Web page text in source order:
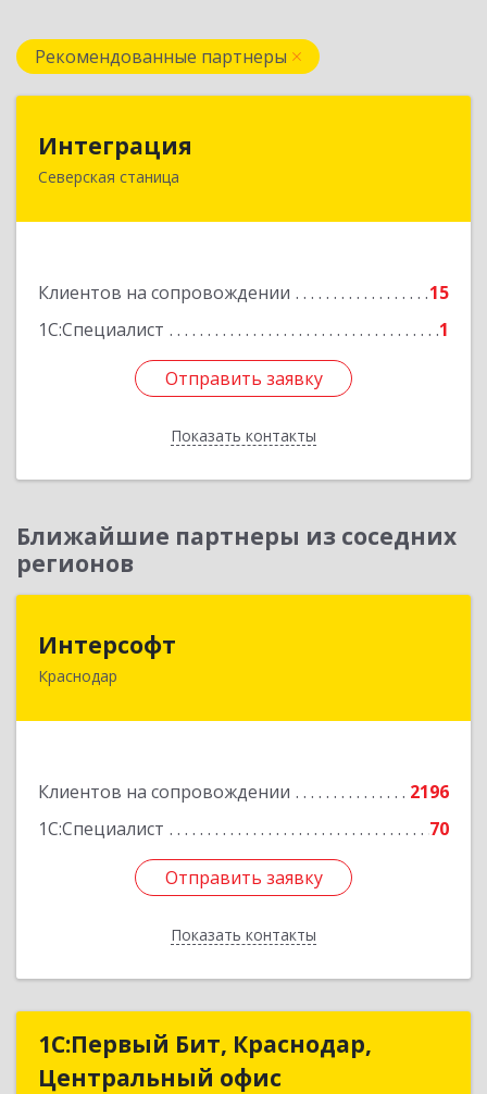
Рекомендованные партнеры
Интеграция
Северская станица
Клиентов на сопровождении
15
1С:Специалист
1
Отправить заявку
Показать контакты
353240, Краснодарский край, Северская ст-ца,
Отправить заявку
Назад
Ближайшие партнеры из соседних
регионов
Интерсофт
Краснодар
Клиентов на сопровождении
2196
1С:Специалист
70
Отправить заявку
Показать контакты
350020, Краснодарский край, Краснодар г,
Отправить заявку
Назад
1С:Первый Бит, Краснодар,
Центральный офис
1С:Первый Бит, Краснодар,
Центральный офис